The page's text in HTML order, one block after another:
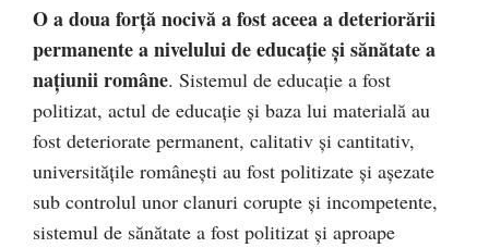
O a doua forţă nocivă a fost aceea a deteriorării
permanente a nivelului de educaţie şi sănătate a
naţiunii române. Sistemul de educaţie a fost
politizat, actul de educaţie şi baza lui materială au
fost deteriorate permanent, calitativ şi cantitativ,
universităţile româneşti au fost politizate şi aşezate
sub controlul unor clanuri corupte şi incompetente,
sistemul de sănătate a fost politizat şi aproape